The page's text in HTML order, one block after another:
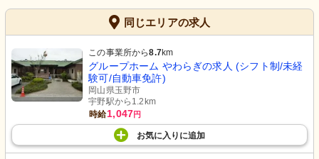
同じエリアの求人
この事業所から8.7km
グループホーム やわらぎの求人 (シフト制/未経
験可/自動車免許)
岡山県玉野市
宇野駅から1.2km
時給1,047円
お気に入り に追加